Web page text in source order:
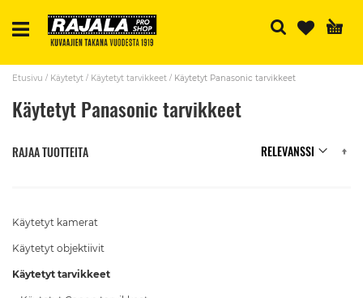
Etusivu Käytetyt Käytetyt tarvikkeet Käytetyt Panasonic tarvikkeet
Käytetyt Panasonic tarvikkeet
Käytetyt kamerat
Käytetyt objektiivit
Käytetyt tarvikkeet
RAJAA TUOTTEITA